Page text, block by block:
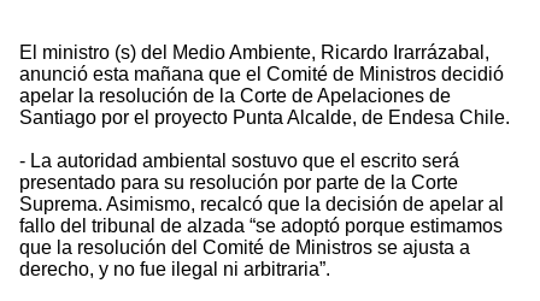
El ministro (s) del Medio Ambiente, Ricardo Irarrázabal,
anunció esta mañana que el Comité de Ministros decidió
apelar la resolución de la Corte de Apelaciones de
Santiago por el proyecto Punta Alcalde, de Endesa Chile.
- La autoridad ambiental sostuvo que el escrito será
presentado para su resolución por parte de la Corte
Suprema. Asimismo, recalcó que la decisión de apelar al
fallo del tribunal de alzada “se adoptó porque estimamos
que la resolución del Comité de Ministros se ajusta a
derecho, y no fue ilegal ni arbitraria”.